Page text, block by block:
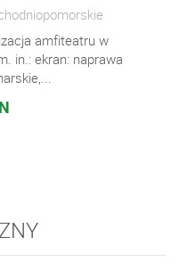
amfiteatru w
in.: ekran: naprawa